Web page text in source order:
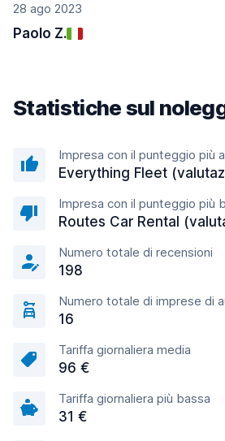
28 ago 2023
Paolo Z.
Statistiche sul
Impresa con il punteggio più
Everything Fleet
Impresa con il punteggio più
Routes Car Rental
Numero totale di recensioni
198
Numero totale di imprese di
16
Tariffa giornaliera media
96 €
Tariffa giornaliera più bassa
31 €